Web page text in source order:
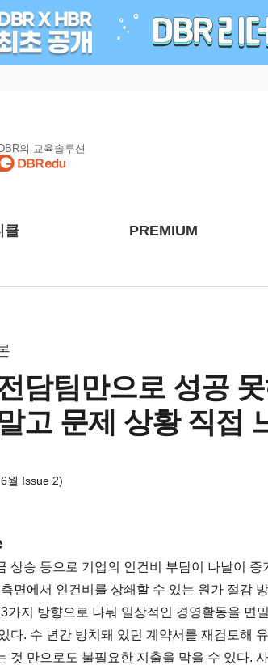
DBR의 교육솔루션
클 PREMIUM
담팀만으로 성공
고 문제 상황 직접
월 Issue 2)
상승 등으로 기업의 인건비 부담이 나날이 증
면에서 인건비를 상쇄할 수 있는 원가 절감
가지 방향으로 나눠 일상적인 경영활동을 면
다. 수 년간 방치돼 있던 계약서를 재검토해
것 만으로도 불필요한 지출을 막을 수 있다.